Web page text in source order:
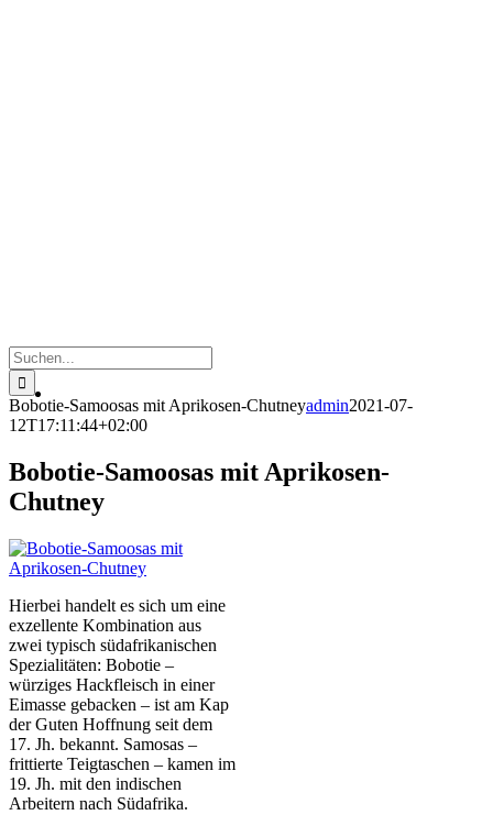
Suche
nach:
Bobotie-Samoosas mit Aprikosen-Chutneyadmin2021-07-
12T17:11:44+02:00
Bobotie-Samoosas mit Aprikosen-
Chutney
Hierbei handelt es sich um eine
exzellente Kombination aus
zwei typisch südafrikanischen
Spezialitäten: Bobotie –
würziges Hackfleisch in einer
Eimasse gebacken – ist am Kap
der Guten Hoffnung seit dem
17. Jh. bekannt. Samosas –
frittierte Teigtaschen – kamen im
19. Jh. mit den indischen
Arbeitern nach Südafrika.